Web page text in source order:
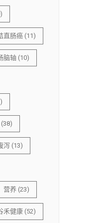
直肠癌 (11)
脑轴 (10)
(38)
泻 (13)
营养 (23)
禾健康 (52)